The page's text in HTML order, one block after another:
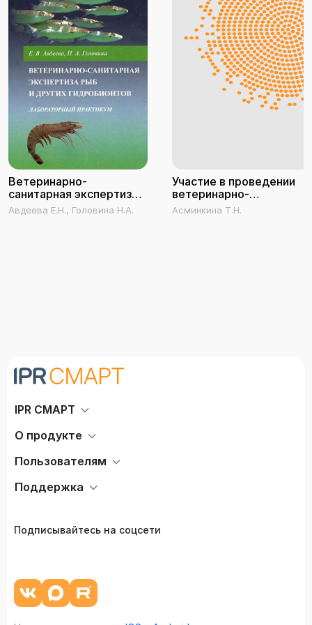
Ветеринарно-
санитарная экспертиза
рыб и других
гидробионтов.
Авдеева Е.Н., Головина Н.А.
Участие в проведении
ветеринарно-
санитарной экспертизы
Асминкина Т.Н.
IPR СМАРТ
О продукте
Пользователям
Поддержка
Подписывайтесь на соцсети